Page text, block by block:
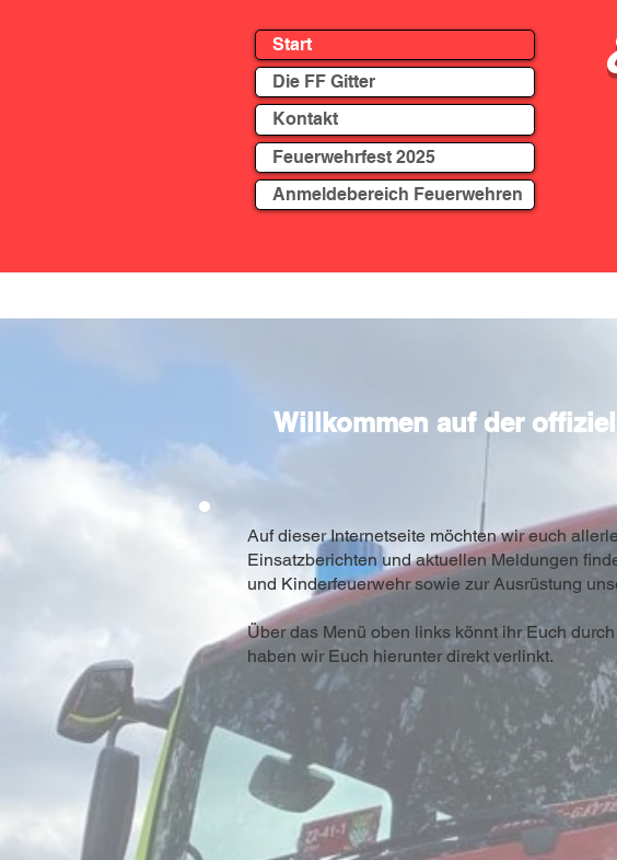
Start
Die FF Gitter
Kontakt
Feuerwehrfest 2025
Anmeldebereich Feuerwehren
Willkommen auf der
Auf dieser Internetseite möchten wir euch
Einsatzberichten und aktuellen Meldungen
und Kinderfeuerwehr sowie zur Ausrüstung
Über das Menü oben links könnt ihr Euch
haben wir Euch hierunter direkt verlinkt.